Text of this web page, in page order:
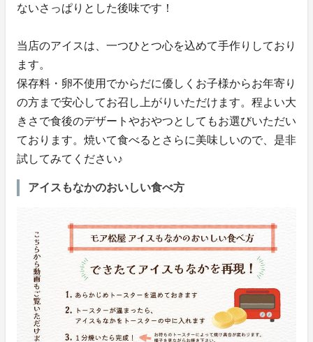
ないさっぱりとした後味です！
当店のアイスは、一つひとつ心を込めて手作りしており
ます。
保存料・卵不使用でからだに優しくお子様からお年寄り
の方まで安心してお召し上がりいただけます。程よい大
きさで食後のデザートやおやつとしてもお選びいただい
ております。焼いて食べるとさらに美味しいので、是非
試してみてください♪
アイスもなかのおいしい食べ方